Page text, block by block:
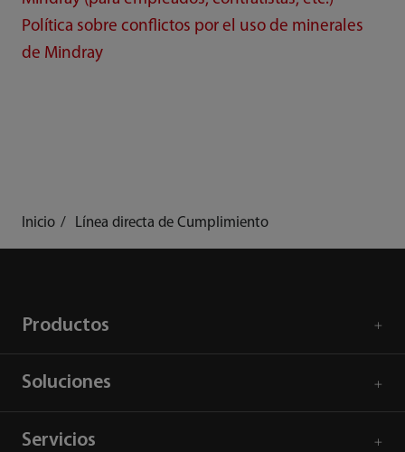
Política sobre conflictos por el uso de minerales
de Mindray
Inicio Línea directa de Cumplimiento
Productos
Soluciones
Servicios